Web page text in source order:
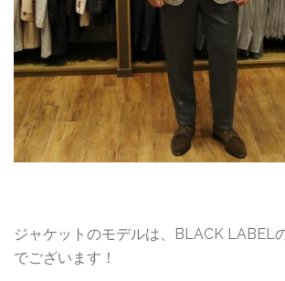
ジャケットのモデルは、BLACK LABEL
でございます！